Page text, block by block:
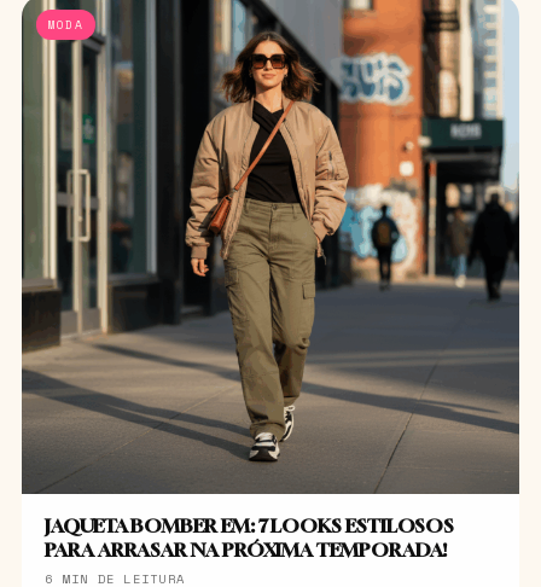
MODA
JAQUETA BOMBER EM: 7 LOOKS ESTILOSOS
PARA ARRASAR NA PRÓXIMA TEMPORADA!
6 MIN DE LEITURA